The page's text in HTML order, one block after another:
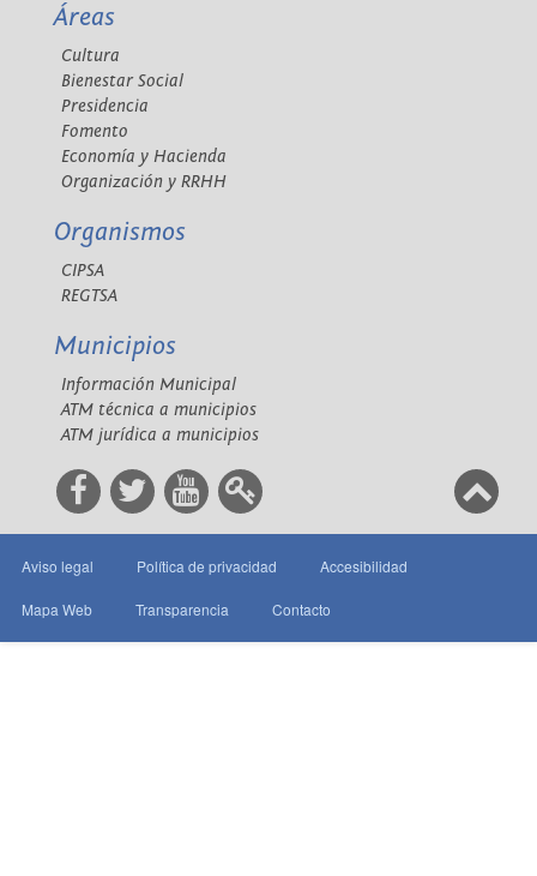
Áreas
Cultura
Bienestar Social
Presidencia
Fomento
Economía y Hacienda
Organización y RRHH
Organismos
CIPSA
REGTSA
Municipios
Información Municipal
ATM técnica a municipios
ATM jurídica a municipios
Aviso legal Política de privacidad Accesibilidad
Mapa Web Transparencia Contacto